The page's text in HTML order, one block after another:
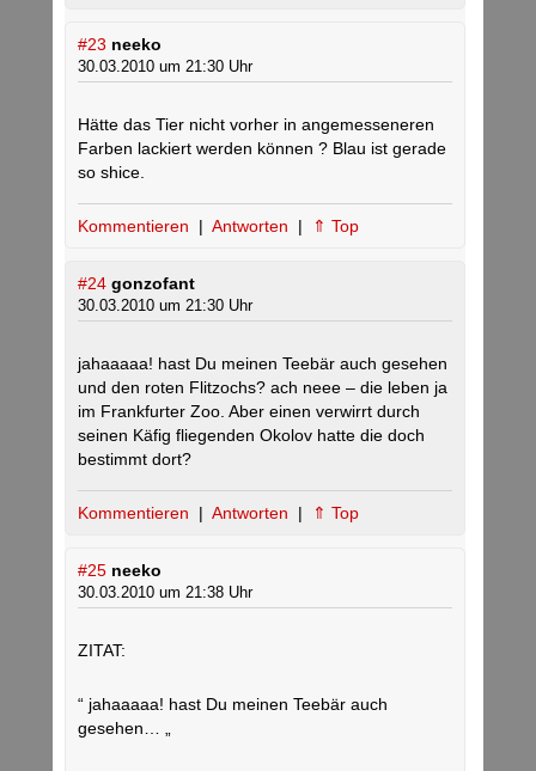
#23 neeko
30.03.2010 um 21:30 Uhr
Hätte das Tier nicht vorher in angemesseneren
Farben lackiert werden können ? Blau ist gerade
so shice.
Kommentieren | Antworten | ⇑ Top
#24 gonzofant
30.03.2010 um 21:30 Uhr
jahaaaaa! hast Du meinen Teebär auch gesehen
und den roten Flitzochs? ach neee – die leben ja
im Frankfurter Zoo. Aber einen verwirrt durch
seinen Käfig fliegenden Okolov hatte die doch
bestimmt dort?
Kommentieren | Antworten | ⇑ Top
#25 neeko
30.03.2010 um 21:38 Uhr
ZITAT:
“ jahaaaaa! hast Du meinen Teebär auch
gesehen… „